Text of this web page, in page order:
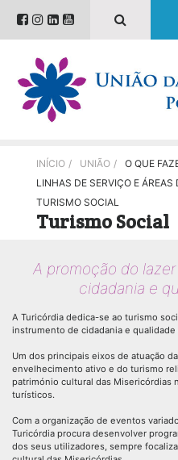
INÍCIO / UNIÃO / O QUE
LINHAS DE SERVIÇO E ÁREAS
TURISMO SOCIAL
Turismo Social
A promoção do
cidadania e
A Turicórdia dedica-se ao turismo
instrumento de cidadania e qualidade
Um dos principais eixos de atuação
envelhecimento ativo e do turismo
património cultural das Misericórdias
turísticos.
Com a organização de eventos
Turicórdia procura desenvolver
dos seus utilizadores, sempre